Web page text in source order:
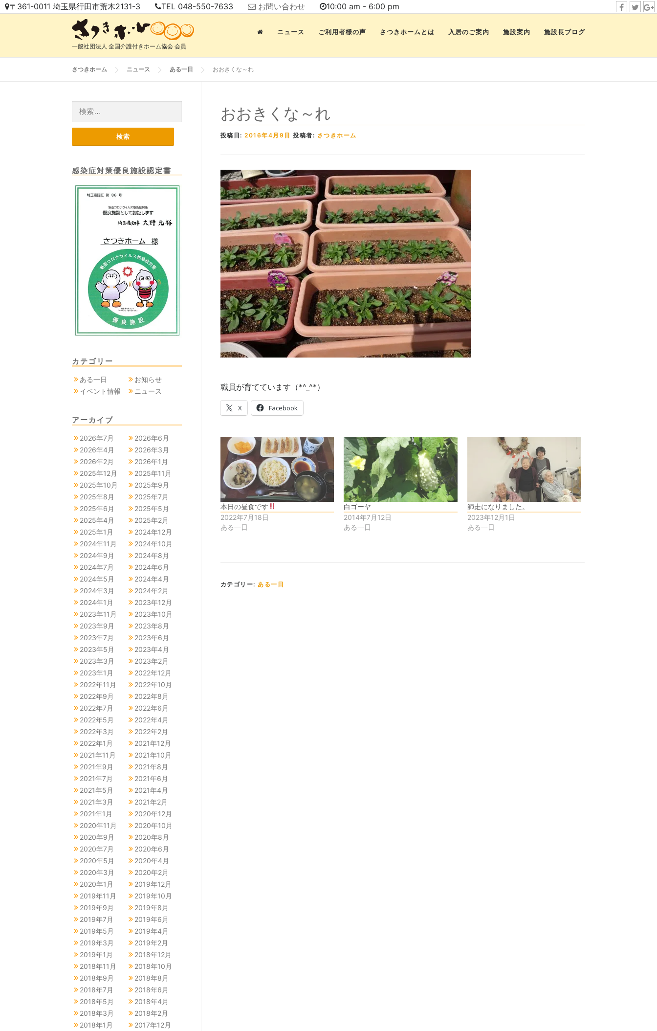
コ 〒361-0011 埼玉県行田市荒木2131-3 TEL 048-550-7633 お問い合わせ
10:00 am - 6:00 pm
e
t
t
一般社団法人 全国介護付きホーム協会 会員
ニュース ご利用者様の声 さつきホームとは 入居のご案内 施設案内 施設長ブログ
さつきホーム ニュース ある一日 おおきくな～れ
おおきくな～れ
投稿日:2016年4月9日 投稿者: さつきホーム
職員が育てています（*^_^*）
X Facebook
本日の昼食です
2022年7月18日
ある一日
白ゴーヤ
2014年7月12日
ある一日
師走になりました。
2023年12月1日
ある一日
カテゴリー: ある一日
感染症対策優良施設認定書
カテゴリー
ある一日
お知らせ
イベント情報
ニュース
アーカイブ
2026年7月
2026年6月
2026年4月
2026年3月
2026年2月
2026年1月
2025年12月
2025年11月
2025年10月
2025年9月
2025年8月
2025年7月
2025年6月
2025年5月
2025年4月
2025年2月
2025年1月
2024年12月
2024年11月
2024年10月
2024年9月
2024年8月
2024年7月
2024年6月
2024年5月
2024年4月
2024年3月
2024年2月
2024年1月
2023年12月
2023年11月
2023年10月
2023年9月
2023年8月
2023年7月
2023年6月
2023年5月
2023年4月
2023年3月
2023年2月
2023年1月
2022年12月
2022年11月
2022年10月
2022年9月
2022年8月
2022年7月
2022年6月
2022年5月
2022年4月
2022年3月
2022年2月
2022年1月
2021年12月
2021年11月
2021年10月
2021年9月
2021年8月
2021年7月
2021年6月
2021年5月
2021年4月
2021年3月
2021年2月
2021年1月
2020年12月
2020年11月
2020年10月
2020年9月
2020年8月
2020年7月
2020年6月
2020年5月
2020年4月
2020年3月
2020年2月
2020年1月
2019年12月
2019年11月
2019年10月
2019年9月
2019年8月
2019年7月
2019年6月
2019年5月
2019年4月
2019年3月
2019年2月
2019年1月
2018年12月
2018年11月
2018年10月
2018年9月
2018年8月
2018年7月
2018年6月
2018年5月
2018年4月
2018年3月
2018年2月
2018年1月
2017年12月